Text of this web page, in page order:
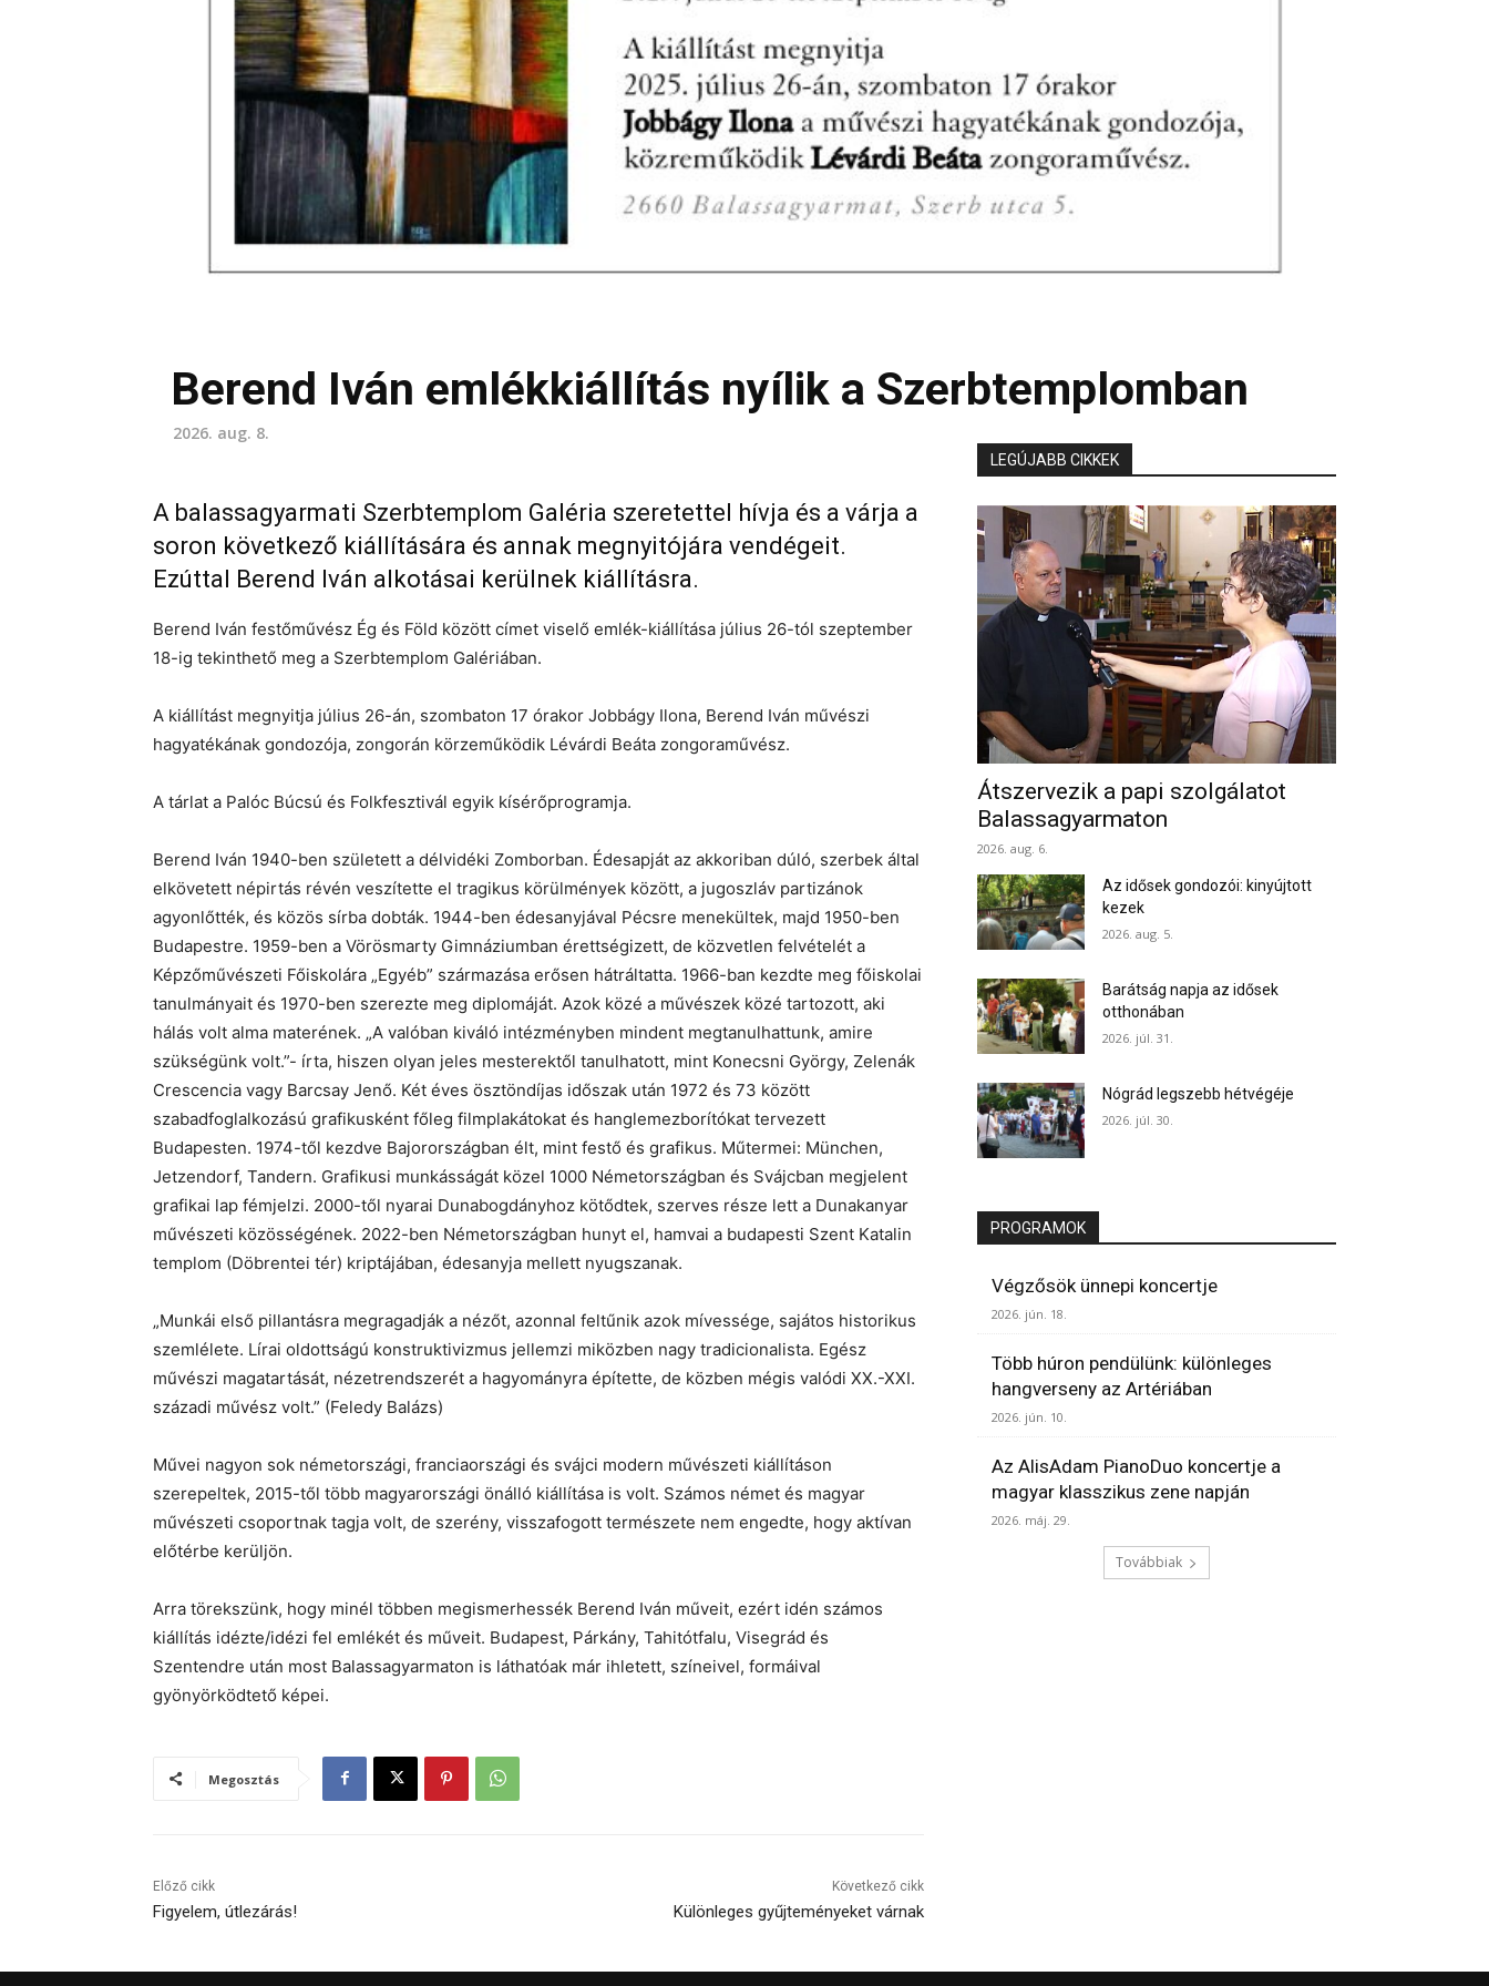
Berend Iván emlékkiállítás nyílik a Szerbtemplomban
2026. aug. 8.
A balassagyarmati Szerbtemplom Galéria szeretettel hívja és a várja a
soron következő kiállítására és annak megnyitójára vendégeit.
Ezúttal Berend Iván alkotásai kerülnek kiállításra.
Berend Iván festőművész Ég és Föld között címet viselő emlék-kiállítása július 26-tól szeptember
18-ig tekinthető meg a Szerbtemplom Galériában.
A kiállítást megnyitja július 26-án, szombaton 17 órakor Jobbágy Ilona, Berend Iván művészi
hagyatékának gondozója, zongorán körzeműködik Lévárdi Beáta zongoraművész.
A tárlat a Palóc Búcsú és Folkfesztivál egyik kísérőprogramja.
Berend Iván 1940-ben született a délvidéki Zomborban. Édesapját az akkoriban dúló, szerbek által
elkövetett népirtás révén veszítette el tragikus körülmények között, a jugoszláv partizánok
agyonlőtték, és közös sírba dobták. 1944-ben édesanyjával Pécsre menekültek, majd 1950-ben
Budapestre. 1959-ben a Vörösmarty Gimnáziumban érettségizett, de közvetlen felvételét a
Képzőművészeti Főiskolára „Egyéb” származása erősen hátráltatta. 1966-ban kezdte meg főiskolai
tanulmányait és 1970-ben szerezte meg diplomáját. Azok közé a művészek közé tartozott, aki
hálás volt alma materének. „A valóban kiváló intézményben mindent megtanulhattunk, amire
szükségünk volt.”- írta, hiszen olyan jeles mesterektől tanulhatott, mint Konecsni György, Zelenák
Crescencia vagy Barcsay Jenő. Két éves ösztöndíjas időszak után 1972 és 73 között
szabadfoglalkozású grafikusként főleg filmplakátokat és hanglemezborítókat tervezett
Budapesten. 1974-től kezdve Bajorországban élt, mint festő és grafikus. Műtermei: München,
Jetzendorf, Tandern. Grafikusi munkásságát közel 1000 Németországban és Svájcban megjelent
grafikai lap fémjelzi. 2000-től nyarai Dunabogdányhoz kötődtek, szerves része lett a Dunakanyar
művészeti közösségének. 2022-ben Németországban hunyt el, hamvai a budapesti Szent Katalin
templom (Döbrentei tér) kriptájában, édesanyja mellett nyugszanak.
„Munkái első pillantásra megragadják a nézőt, azonnal feltűnik azok mívessége, sajátos historikus
szemlélete. Lírai oldottságú konstruktivizmus jellemzi miközben nagy tradicionalista. Egész
művészi magatartását, nézetrendszerét a hagyományra építette, de közben mégis valódi XX.-XXI.
századi művész volt.” (Feledy Balázs)
Művei nagyon sok németországi, franciaországi és svájci modern művészeti kiállításon
szerepeltek, 2015-től több magyarországi önálló kiállítása is volt. Számos német és magyar
művészeti csoportnak tagja volt, de szerény, visszafogott természete nem engedte, hogy aktívan
előtérbe kerüljön.
Arra törekszünk, hogy minél többen megismerhessék Berend Iván műveit, ezért idén számos
kiállítás idézte/idézi fel emlékét és műveit. Budapest, Párkány, Tahitótfalu, Visegrád és
Szentendre után most Balassagyarmaton is láthatóak már ihletett, színeivel, formáival
gyönyörködtető képei.
Megosztás
Előző cikk
Figyelem, útlezárás!
Következő cikk
Különleges gyűjteményeket várnak
LEGÚJABB CIKKEK
Átszervezik a papi szolgálatot
Balassagyarmaton
2026. aug. 6.
Az idősek gondozói: kinyújtott
kezek
2026. aug. 5.
Barátság napja az idősek
otthonában
2026. júl. 31.
Nógrád legszebb hétvégéje
2026. júl. 30.
PROGRAMOK
Végzősök ünnepi koncertje
2026. jún. 18.
Több húron pendülünk: különleges
hangverseny az Artériában
2026. jún. 10.
Az AlisAdam PianoDuo koncertje a
magyar klasszikus zene napján
2026. máj. 29.
Továbbiak